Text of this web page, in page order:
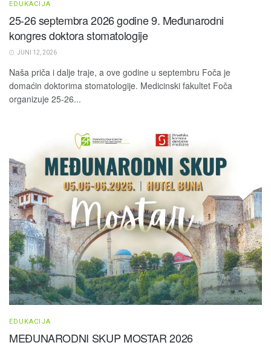
EDUKACIJA
25-26 septembra 2026 godine 9. Međunarodni
kongres doktora stomatologije
JUNI 12, 2026
Naša priča i dalje traje, a ove godine u septembru Foča je
domaćin doktorima stomatologije. Medicinski fakultet Foča
organizuje 25-26...
EDUKACIJA
MEĐUNARODNI SKUP MOSTAR 2026